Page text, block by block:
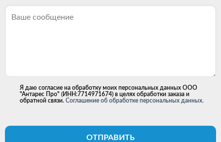
Я даю согласие на обработку моих персональных данных ООО
"Антарес Про" (ИНН:7714971674) в целях обработки заказа и
обратной связи. Соглашение об обработке персональных данных.
ОТПРАВИТЬ